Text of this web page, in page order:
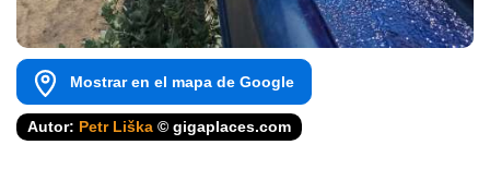
Mostrar en el mapa de Google
Autor: Petr Liška © gigaplaces.com